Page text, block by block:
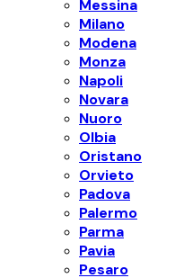
Messina
Milano
Modena
Monza
Napoli
Novara
Nuoro
Olbia
Oristano
Orvieto
Padova
Palermo
Parma
Pavia
Pesaro